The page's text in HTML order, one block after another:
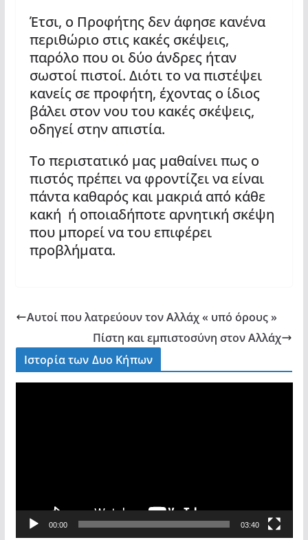
Έτσι, ο Προφήτης δεν άφησε κανένα
περιθώριο στις κακές σκέψεις,
παρόλο που οι δύο άνδρες ήταν
σωστοί πιστοί. Διότι το να πιστέψει
κανείς σε προφήτη, έχοντας ο ίδιος
βάλει στον νου του κακές σκέψεις,
οδηγεί στην απιστία.
Το περιστατικό μας μαθαίνει πως ο
πιστός πρέπει να φροντίζει να είναι
πάντα καθαρός και μακριά από κάθε
κακή ή οποιαδήποτε αρνητική σκέψη
που μπορεί να του επιφέρει
προβλήματα.
Αυτοί που λατρεύουν τον Αλλάχ « υπό όρους »
Πίστη και εμπιστοσύνη στον Αλλάχ
Ιστορία των Δυο Κήπων
a
00:00 03:40